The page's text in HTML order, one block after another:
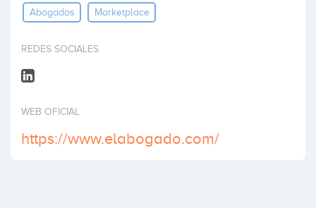
InvestAbogados Marketplace
REDES SOCIALES
WEB OFICIAL
https://www.elabogado.com/